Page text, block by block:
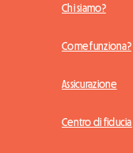
Chi siamo?
Come funziona?
Assicurazione
Centro di fiducia